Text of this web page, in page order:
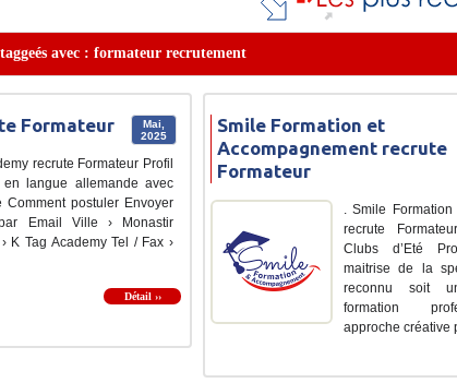
avec : formateur recrutement
Mai,
2025
Formateur
recrute Formateur Profil
en langue allemande avec
Comment postuler Envoyer
Email Ville › Monastir
K Tag Academy Tel / Fax ›
Détail ››
Smile Formation et
Accompagnement recrute
Formateur
. Smile Formation
recrute
Clubs d’Eté
maitrise de la
reconnu soit
formation
approche créative